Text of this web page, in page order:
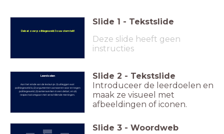
Debat over politiegeweld: Jouw stem telt!
Slide 1 - Tekstslide
Deze slide heeft geen
instructies
Leerdoelen
Aan het einde van de les kun je: (1) uitleggen wat
politiegeweld is, (2) argumenten aanvoeren voor en tegen
politiegeweld, (3) samenwerken in een debat, en (4)
respectvol omgaan met verschillende meningen.
Slide 2 - Tekstslide
Introduceer de leerdoelen en
maak ze visueel met
afbeeldingen of iconen.
Slide 3 - Woordweb